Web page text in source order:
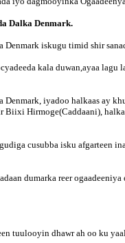
Dalka Denmark.
iskugu timid shir
kala duwan,ayaa
iyadoo halkaas ay
Hirmoge(Caddaani),
cusubba isku afgarteen
dumarka reer
tuulooyin dhawr ah oo ku